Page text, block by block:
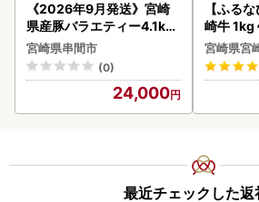
《2026年9月発送》宮崎
県産豚バラエティー4.1kg
セット_K033-057-2609
宮崎県串間市
(0)
24,000
【ふる
崎牛
-VO
宮崎県宮
最近チェックした返